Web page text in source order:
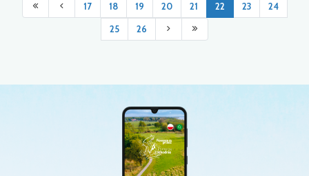
17 18 19 20 21 22 23 24
25 26